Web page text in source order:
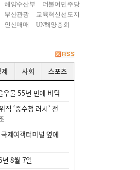
해양수산부
더불어민주당
부산관광
교육혁신선도지
인신매매 UN해양총회
사회 스포츠
우물 55년 만에 바닥
직 ‘중수청 러시’ 전
제여객터미널 옆에
8월 7일